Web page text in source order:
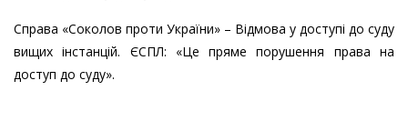
Справа «Соколов проти України» – Відмова у доступі до суду
вищих інстанцій. ЄСПЛ: «Це пряме порушення права на
доступ до суду».